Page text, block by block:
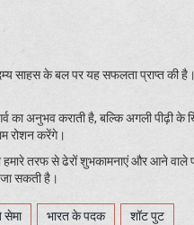
साहस के बल पर यह सफलता प्राप्त की
का अनुभव कराती है, बल्कि अगली पीढ़ी
रोशन करेंगे।
हमारे तरफ से ढेरों शुभकामनाएं और आने
सकती है।
सेमा भारत के पदक शॉट पुट